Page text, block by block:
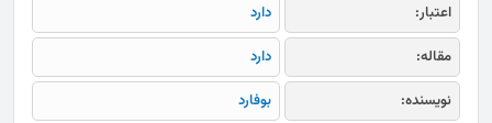
اعتبار:
دارد
مقاله:
دارد
نویسنده:
بوفارد